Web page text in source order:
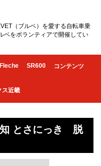
（ブルベ）を愛する自転車乗
ベをボランティアで開催してい
Fleche SR600 コンテンツ
ス近畿
とさにっき 脱